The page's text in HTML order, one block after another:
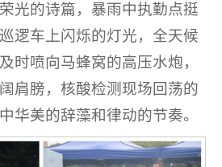
光的诗篇，暴雨中执勤点挺
逻车上闪烁的灯光，全天候
时喷向马蜂窝的高压水炮，
肩膀，核酸检测现场回荡的
华美的辞藻和律动的节奏。